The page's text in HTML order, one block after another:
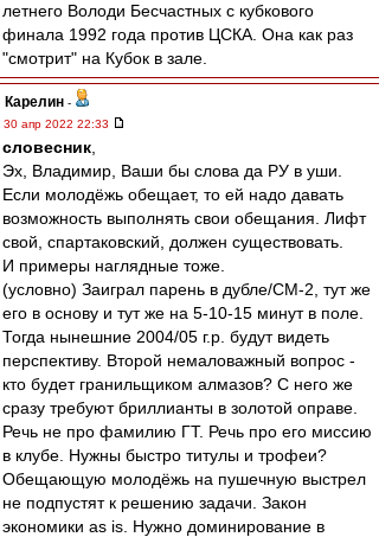
летнего Володи Бесчастных с кубкового
финала 1992 года против ЦСКА. Она как раз
"смотрит" на Кубок в зале.
Карелин -
30 апр 2022 22:33
словесник
Эх, Владимир, Ваши бы слова да РУ в уши.
Если молодёжь обещает, то ей надо давать
возможность выполнять свои обещания. Лифт
свой, спартаковский, должен существовать.
И примеры наглядные тоже.
(условно) Заиграл парень в дубле/СМ-2, тут же
его в основу и тут же на 5-10-15 минут в поле.
Тогда нынешние 2004/05 г.р. будут видеть
перспективу. Второй немаловажный вопрос -
кто будет гранильщиком алмазов? С него же
сразу требуют бриллианты в золотой оправе.
Речь не про фамилию ГТ. Речь про его миссию
в клубе. Нужны быстро титулы и трофеи?
Обещающую молодёжь на пушечную выстрел
не подпустят к решению задачи. Закон
экономики as is. Нужно доминирование в